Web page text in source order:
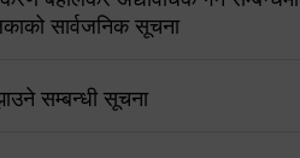
सार्वजनिक सूचना
सम्बन्धी सूचना